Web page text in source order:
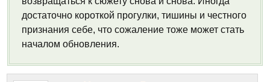
достаточно короткой прогулки, тишины и честного
признания себе, что сожаление тоже может стать
началом обновления.